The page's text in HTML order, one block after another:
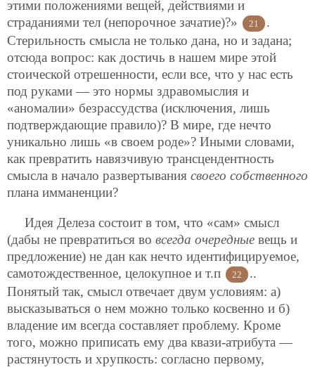
этими положениями вещей, действиями и
страданиями тел (непорочное зачатие)?»
21
.
Стерильность смысла не только дана, но и задана;
отсюда вопрос: как достичь в нашем мире этой
стоической отрешенности, если все, что у нас есть
под руками — это нормы здравомыслия и
«аномалии» безрассудства (исключения, лишь
подтверждающие правило)? В мире, где нечто
уникально лишь «в своем роде»? Иными словами,
как превратить навязчивую трансцендентность
смысла в начало развертывания своего собственного
плана имманенции?
Идея Делеза состоит в том, что «сам» смысл
(дабы не превратиться во всегда очередные вещь и
предложение) не дан как нечто идентифицируемое,
самотождественное, целокупное и т.п
22
..
Понятый так, смысл отвечает двум условиям: а)
высказываться о нем можно только косвенно и б)
владение им всегда составляет проблему. Кроме
того, можно приписать ему два квази-атрибута —
растянутость и хрупкость: согласно первому,